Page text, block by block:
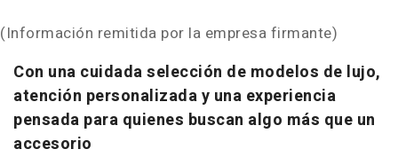
(Información remitida por la empresa firmante)
Con una cuidada selección de modelos de lujo,
atención personalizada y una experiencia
pensada para quienes buscan algo más que un
accesorio